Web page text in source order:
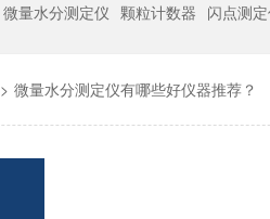
微量水分测定仪 颗粒计数器 闪点测
> 微量水分测定仪有哪些好仪器推荐？